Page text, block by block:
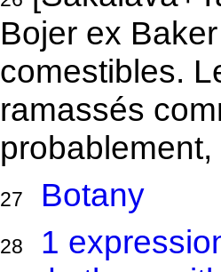
Bojer ex
comestibles.
ramassés
27 Botany
28
1